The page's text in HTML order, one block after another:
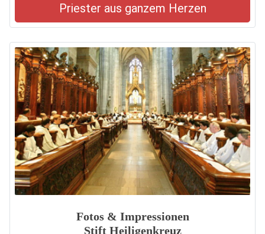
Priester aus ganzem Herzen
Fotos & Impressionen
Stift Heiligenkreuz